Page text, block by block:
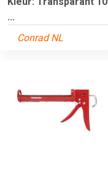
...
Conrad NL